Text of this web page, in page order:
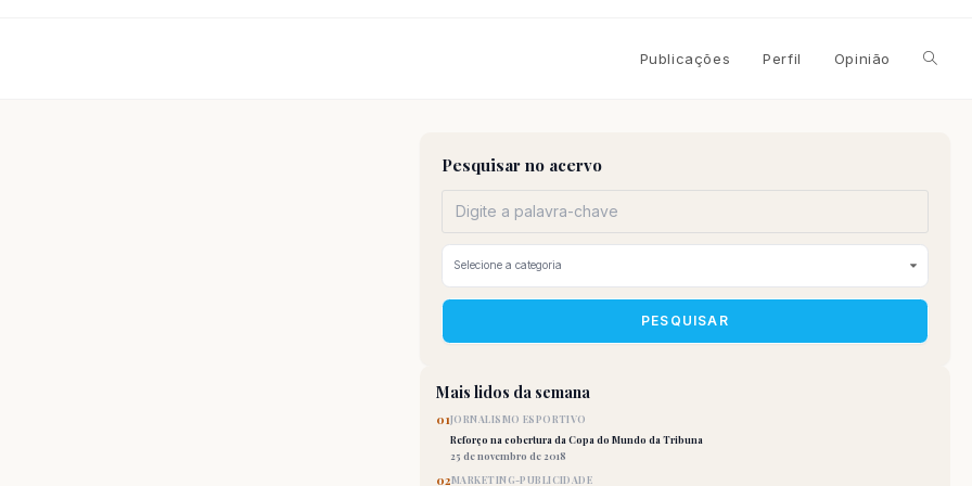
Publicações Perfil Opinião
site
Pesquisar no acervo
PESQUISAR
Mais lidos da semana
01JORNALISMO ESPORTIVO
Reforço na cobertura da Copa do Mundo da Tribuna
25 de novembro de 2018
02MARKETING-PUBLICIDADE